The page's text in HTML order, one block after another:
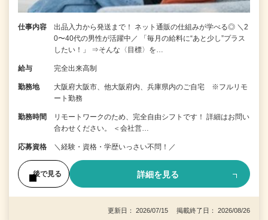
仕事内容
出品入力から発送まで！ ネット通販の仕組みが学べる◎ ＼2
0〜40代の男性が活躍中／ 「毎月の給料に“あと少し”プラス
したい！」 ⇒そんな〈目標〉を…
給与 完全出来高制
勤務地
大阪府大阪市、他大阪府内、兵庫県内のご自宅 ※フルリモ
ート勤務
勤務時間
リモートワークのため、完全自由シフトです！ 詳細はお問い
合わせください。 ＜会社営…
応募資格 ＼経験・資格・学歴いっさい不問！／
後で見る 詳細を見る
更新日： 2026/07/15 掲載終了日： 2026/08/26